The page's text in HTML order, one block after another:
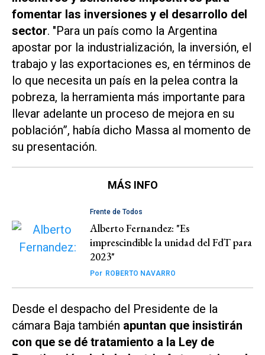
fomentar las inversiones y el desarrollo del
sector. "Para un país como la Argentina
apostar por la industrialización, la inversión, el
trabajo y las exportaciones es, en términos de
lo que necesita un país en la pelea contra la
pobreza, la herramienta más importante para
llevar adelante un proceso de mejora en su
población”, había dicho Massa al momento de
su presentación.
MÁS INFO
Frente de Todos
Alberto Fernandez: "Es
imprescindible la unidad del FdT para
2023"
Por ROBERTO NAVARRO
Desde el despacho del Presidente de la
cámara Baja también apuntan que insistirán
con que se dé tratamiento a la Ley de